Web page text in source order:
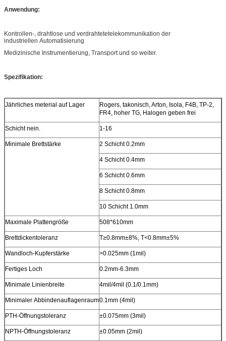
Anwendung:
Kontrollen-, drahtlose und verdrahtetetelekommunikation der
industriellen Automatisierung
Medizinische Instrumentierung, Transport und so weiter.
Spezifikation:
Jährliches meterial auf Lager
Rogers, takonisch, Arton, Isola, F4B, TP-2,
FR4, hoher TG, Halogen geben frei
Schicht nein. 1-16
Minimale Brettstärke 2 Schicht 0.2mm
4 Schicht 0.4mm
6 Schicht 0.6mm
8 Schicht 0.8mm
10 Schicht 1.0mm
Maximale Plattengröße 508*610mm
Brettdickentoleranz T≥0.8mm±8%, T<0.8mm±5%
Wandloch-Kupferstärke >0.025mm (1mil)
Fertiges Loch 0.2mm-6.3mm
Minimale Linienbreite 4mil/4mil (0.1/0.1mm)
Minimaler Abbindenauflagenraum0.1mm (4mil)
PTH-Öffnungstoleranz ±0.075mm (3mil)
NPTH-Öffnungstoleranz ±0.05mm (2mil)